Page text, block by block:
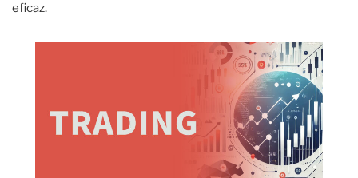
eficaz.